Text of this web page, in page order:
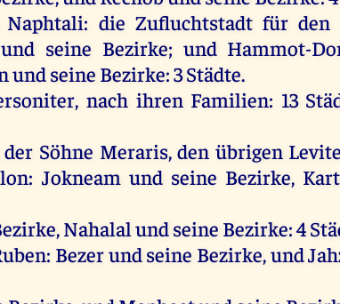
Naphtali: die Zufluchtstadt für den
und seine Bezirke; und Hammot-
und seine Bezirke: 3Städte.
, nach ihren Familien: 13
der Söhne Meraris,den übrigen
: Jokneam und seine Bezirke,
Nahalal und seine Bezirke: 4
: Bezerund seine Bezirke,und